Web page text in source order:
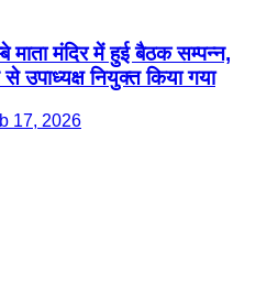
माता मंदिर में हुई बैठक सम्पन्न,
उपाध्यक्ष नियुक्त किया गया
17, 2026